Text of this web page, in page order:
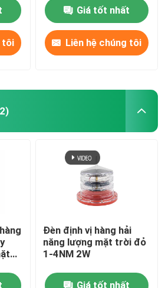
tôi
Giá tốt nhất
Liên hệ chúng tôi
Đèn định vị hàng hải
năng lượng mặt trời đỏ
1-4NM 2W
Giá tốt nhất